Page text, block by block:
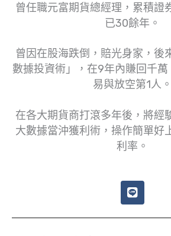
曾任職元富期貨總經理，累積證
已30餘年。
曾因在股海跌倒，賠光身家，後
數據投資術」，在9年內賺回千
易與放空第1人。
在各大期貨商打滾多年後，將經
大數據當沖獲利術，操作簡單好
利率。
L
i
e